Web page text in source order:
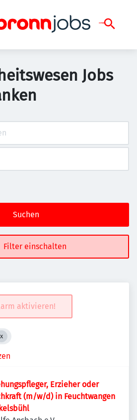
Jobs
Suchen
Filter einschalten
aktivieren!
Erzieher oder
(m/w/d) in Feuchtwangen